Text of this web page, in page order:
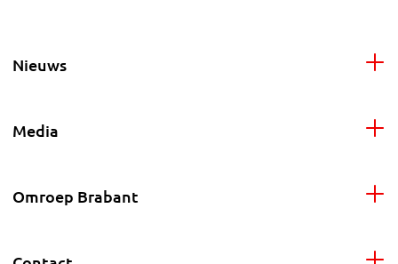
Nieuws
Media
Omroep Brabant